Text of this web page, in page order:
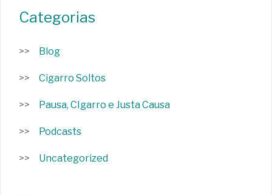
Categorias
Blog
Cigarro Soltos
Pausa, CIgarro e Justa Causa
Podcasts
Uncategorized